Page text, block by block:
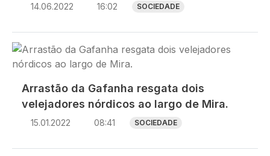
14.06.2022 16:02 SOCIEDADE
Imagem
Arrastão da Gafanha resgata dois
velejadores nórdicos ao largo de Mira.
15.01.2022 08:41 SOCIEDADE